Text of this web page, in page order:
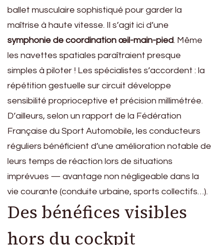
ballet musculaire sophistiqué pour garder la
maîtrise à haute vitesse. Il s’agit ici d’une
symphonie de coordination œil-main-pied. Même
les navettes spatiales paraîtraient presque
simples à piloter ! Les spécialistes s’accordent : la
répétition gestuelle sur circuit développe
sensibilité proprioceptive et précision millimétrée.
D’ailleurs, selon un rapport de la Fédération
Française du Sport Automobile, les conducteurs
réguliers bénéficient d’une amélioration notable de
leurs temps de réaction lors de situations
imprévues — avantage non négligeable dans la
vie courante (conduite urbaine, sports collectifs…).
Des bénéfices visibles
hors du cockpit